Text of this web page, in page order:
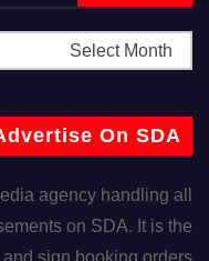
On SDA
agency handling all
on SDA. It is the